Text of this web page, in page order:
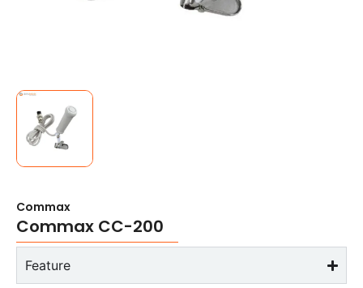
Commax
Commax CC-200
Feature